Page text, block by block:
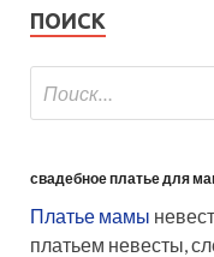
ПОИСК
свадебное платье для
Платье мамы
платьем невесты,